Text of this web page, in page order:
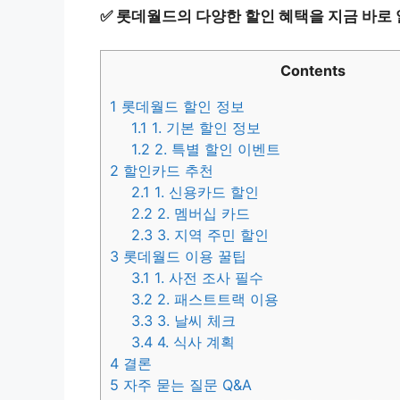
✅ 롯데월드의 다양한 할인 혜택을 지금 바로
Contents
1 롯데월드 할인 정보
1.1 1. 기본 할인 정보
1.2 2. 특별 할인 이벤트
2 할인카드 추천
2.1 1. 신용카드 할인
2.2 2. 멤버십 카드
2.3 3. 지역 주민 할인
3 롯데월드 이용 꿀팁
3.1 1. 사전 조사 필수
3.2 2. 패스트트랙 이용
3.3 3. 날씨 체크
3.4 4. 식사 계획
4 결론
5 자주 묻는 질문 Q&A